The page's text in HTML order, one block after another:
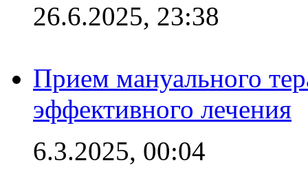
26.6.2025, 23:38
Прием мануального
эффективного лечения
6.3.2025, 00:04